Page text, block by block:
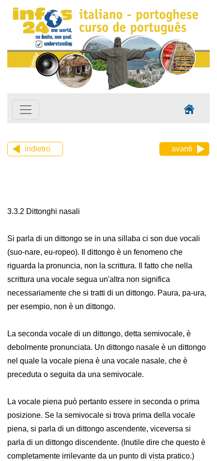
indietro avanti
3.3.2 Dittonghi nasali
Si parla di un dittongo se in una sillaba ci son due vocali
(suo-nare, eu-ropeo). Il dittongo è un fenomeno che
riguarda la pronuncia, non la scrittura. Il fatto che nella
scrittura una vocale segua un'altra non significa
necessariamente che si tratti di un dittongo. Paura, pa-ura,
per esempio, non è un dittongo.
La seconda vocale di un dittongo, detta semivocale, è
debolmente pronunciata. Un dittongo nasale è un dittongo
nel quale la vocale piena è una vocale nasale, che è
preceduta o seguita da una semivocale.
La vocale piena può pertanto essere in seconda o prima
posizione. Se la semivocale si trova prima della vocale
piena, si parla di un dittongo ascendente, viceversa si
parla di un dittongo discendente. (Inutile dire che questo è
completamente irrilevante da un punto di vista pratico.)